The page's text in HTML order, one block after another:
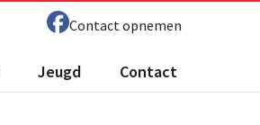
Contact opnemen
Jeugd Contact